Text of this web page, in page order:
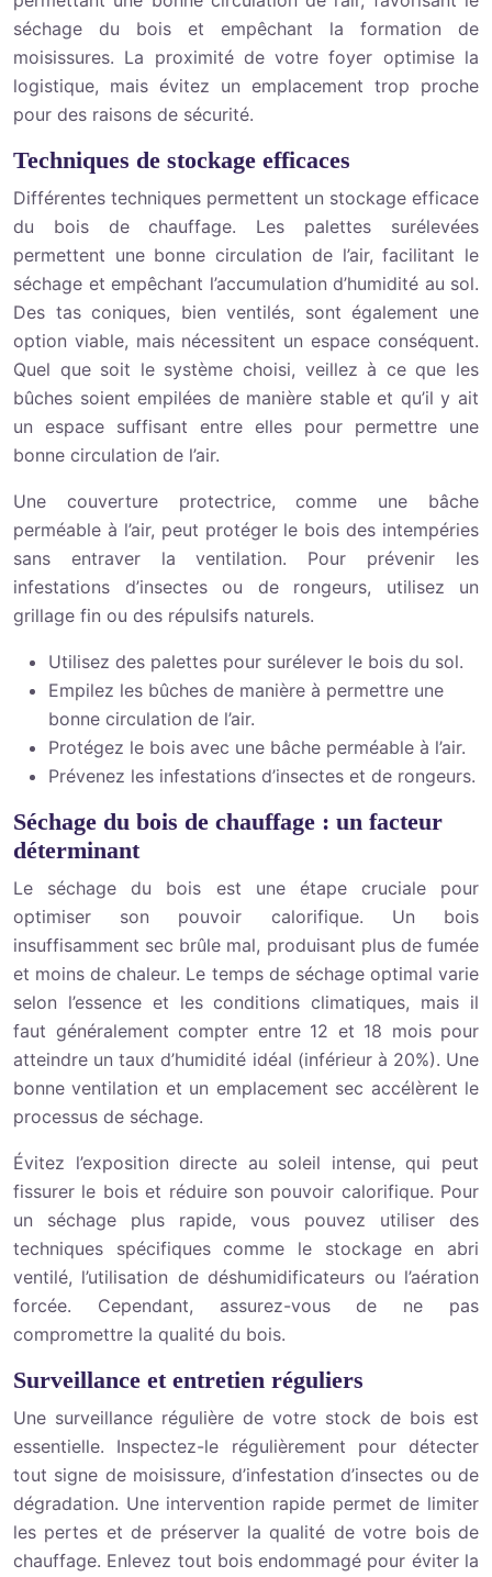
séchage du bois et empêchant la formation de
moisissures. La proximité de votre foyer optimise la
logistique, mais évitez un emplacement trop proche
pour des raisons de sécurité.
Techniques de stockage efficaces
Différentes techniques permettent un stockage efficace
du bois de chauffage. Les palettes surélevées
permettent une bonne circulation de l’air, facilitant le
séchage et empêchant l’accumulation d’humidité au sol.
Des tas coniques, bien ventilés, sont également une
option viable, mais nécessitent un espace conséquent.
Quel que soit le système choisi, veillez à ce que les
bûches soient empilées de manière stable et qu’il y ait
un espace suffisant entre elles pour permettre une
bonne circulation de l’air.
Une couverture protectrice, comme une bâche
perméable à l’air, peut protéger le bois des intempéries
sans entraver la ventilation. Pour prévenir les
infestations d’insectes ou de rongeurs, utilisez un
grillage fin ou des répulsifs naturels.
Utilisez des palettes pour surélever le bois du sol.
Empilez les bûches de manière à permettre une
bonne circulation de l’air.
Protégez le bois avec une bâche perméable à l’air.
Prévenez les infestations d’insectes et de rongeurs.
Séchage du bois de chauffage : un facteur
déterminant
Le séchage du bois est une étape cruciale pour
optimiser son pouvoir calorifique. Un bois
insuffisamment sec brûle mal, produisant plus de fumée
et moins de chaleur. Le temps de séchage optimal varie
selon l’essence et les conditions climatiques, mais il
faut généralement compter entre 12 et 18 mois pour
atteindre un taux d’humidité idéal (inférieur à 20%). Une
bonne ventilation et un emplacement sec accélèrent le
processus de séchage.
Évitez l’exposition directe au soleil intense, qui peut
fissurer le bois et réduire son pouvoir calorifique. Pour
un séchage plus rapide, vous pouvez utiliser des
techniques spécifiques comme le stockage en abri
ventilé, l’utilisation de déshumidificateurs ou l’aération
forcée. Cependant, assurez-vous de ne pas
compromettre la qualité du bois.
Surveillance et entretien réguliers
Une surveillance régulière de votre stock de bois est
essentielle. Inspectez-le régulièrement pour détecter
tout signe de moisissure, d’infestation d’insectes ou de
dégradation. Une intervention rapide permet de limiter
les pertes et de préserver la qualité de votre bois de
chauffage. Enlevez tout bois endommagé pour éviter la